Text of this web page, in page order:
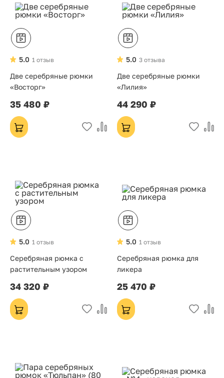
1 отзыв
5.0
Две серебряные рюмки
«Восторг»
35 480 ₽
3 отзыва
5.0
Две серебряные рюмки
«Лилия»
44 290 ₽
1 отзыв
5.0
Серебряная рюмка с
растительным узором
34 320 ₽
1 отзыв
5.0
Серебряная рюмка для
ликера
25 470 ₽